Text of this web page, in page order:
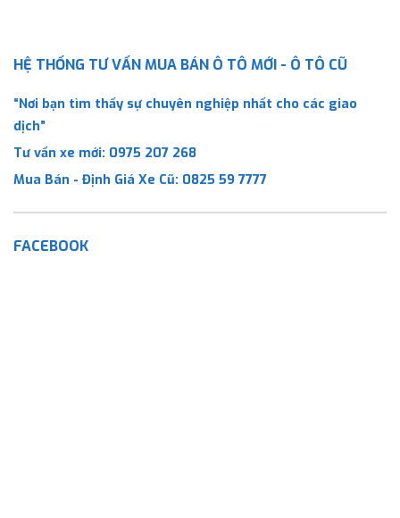
HỆ THỐNG TƯ VẤN MUA BÁN Ô TÔ MỚI - Ô TÔ CŨ
“Nơi bạn tìm thấy sự chuyên nghiệp nhất cho các giao
dịch”
Tư vấn xe mới: 0975 207 268
Mua Bán - Định Giá Xe Cũ: 0825 59 7777
FACEBOOK